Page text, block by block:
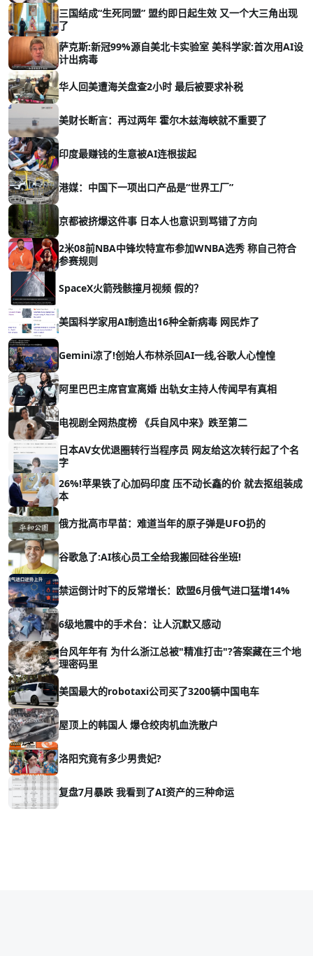
三国结成“生死同盟” 盟约即日起生效 又一个大三角出现
了
萨克斯:新冠99%源自美北卡实验室 美科学家:首次用AI设
计出病毒
华人回美遭海关盘查2小时 最后被要求补税
美财长断言：再过两年 霍尔木兹海峡就不重要了
印度最赚钱的生意被AI连根拔起
港媒：中国下一项出口产品是“世界工厂”
京都被挤爆这件事 日本人也意识到骂错了方向
2米08前NBA中锋坎特宣布参加WNBA选秀 称自己符合
参赛规则
SpaceX火箭残骸撞月视频 假的？
美国科学家用AI制造出16种全新病毒 网民炸了
Gemini凉了!创始人布林杀回AI一线,谷歌人心惶惶
阿里巴巴主席官宣离婚 出轨女主持人传闻早有真相
电视剧全网热度榜 《兵自风中来》跌至第二
日本AV女优退圈转行当程序员 网友给这次转行起了个名
字
26%!苹果铁了心加码印度 压不动长鑫的价 就去抠组装成
本
俄方批高市早苗：难道当年的原子弹是UFO扔的
谷歌急了:AI核心员工全给我搬回硅谷坐班!
禁运倒计时下的反常增长：欧盟6月俄气进口猛增14%
6级地震中的手术台：让人沉默又感动
台风年年有 为什么浙江总被"精准打击"?答案藏在三个地
理密码里
美国最大的robotaxi公司买了3200辆中国电车
屋顶上的韩国人 爆仓绞肉机血洗散户
洛阳究竟有多少男贵妃?
复盘7月暴跌 我看到了AI资产的三种命运